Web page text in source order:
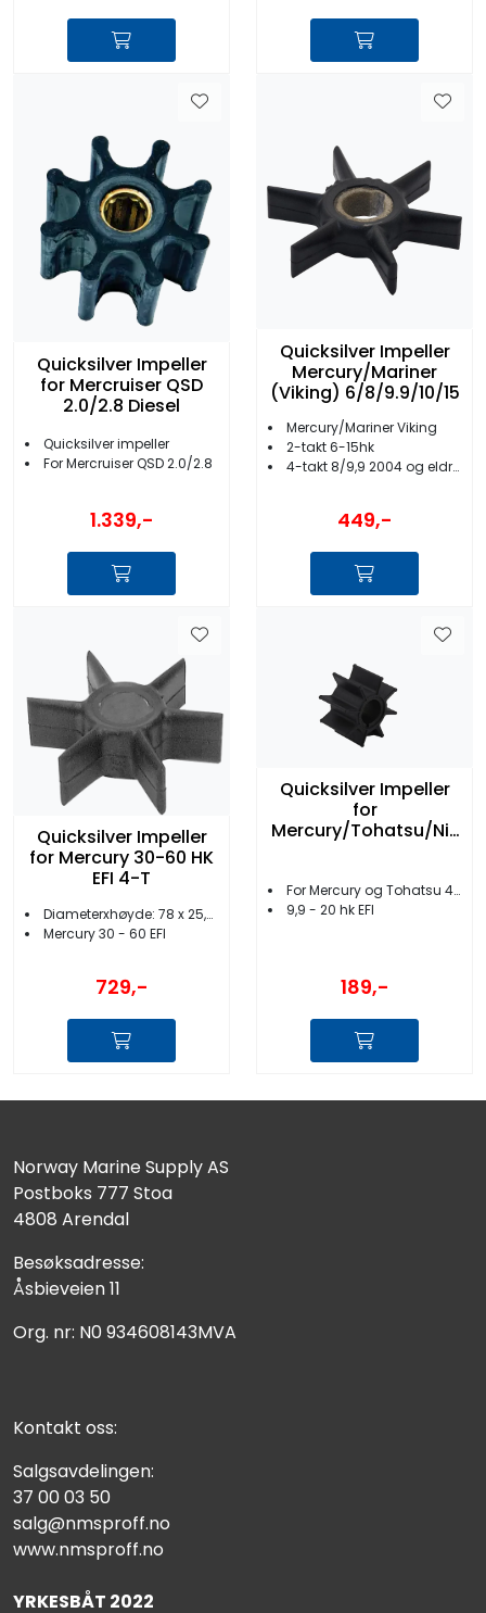
Quicksilver Impeller
for Mercruiser QSD
2.0/2.8 Diesel
Quicksilver impeller
For Mercruiser QSD 2.0/2.8
1.339,-
Quicksilver Impeller
Mercury/Mariner
(Viking) 6/8/9.9/10/15
Mercury/Mariner Viking
2-takt 6-15hk
4-takt 8/9,9 2004 og eldre/15 2008 og eldre
449,-
Quicksilver Impeller
for Mercury 30-60 HK
EFI 4-T
Diameterxhøyde: 78 x 25,4mm
Mercury 30 - 60 EFI
729,-
Quicksilver Impeller
for
Mercury/Tohatsu/Nis
For Mercury og Tohatsu 4-takt
9,9 - 20 hk EFI
189,-
Norway Marine Supply AS
Postboks 777 Stoa
4808 Arendal
Besøksadresse:
Åsbieveien 11
Org. nr: N0 934608143MVA
Kontakt oss:
Salgsavdelingen:
37 00 03 50
salg@nmsproff.no
www.nmsproff.no
YRKESBÅT 2022